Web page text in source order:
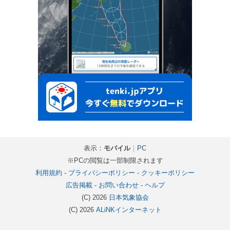
表示： モバイル｜ PC
※PCの閲覧は一部制限されます
利用規約 - プライバシーポリシー - クッキーポリシー
広告掲載- お問い合わせ- ヘルプ
(C) 2026 日本気象協会
(C) 2026 ALiNKインターネット